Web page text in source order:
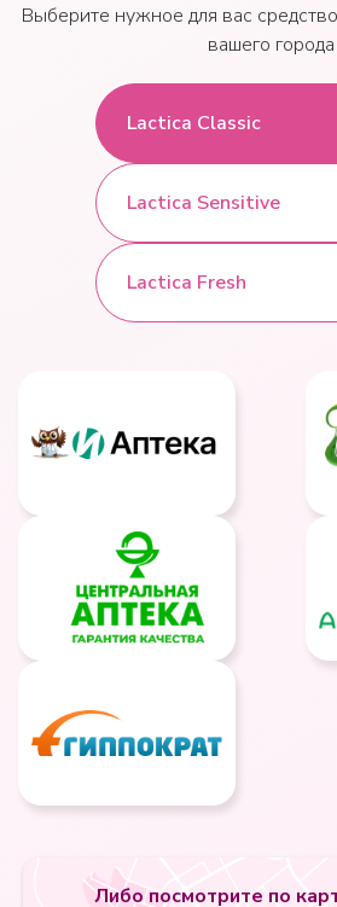
Выберите нужное для вас
вашего города
Lactica Classic
Lactica Sensitive
Lactica Fresh
Либо посмотрите по